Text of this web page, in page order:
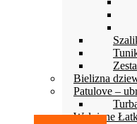
Bielizna
Patulove –
Wełniane